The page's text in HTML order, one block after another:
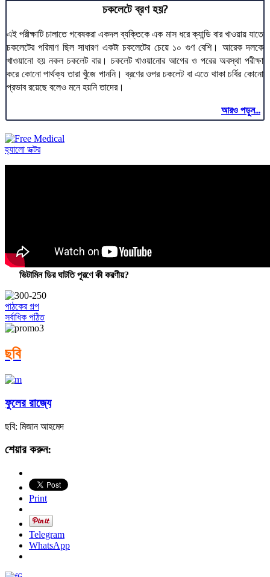
চকলেটে ব্রণ হয়?
এই পরীক্ষাটি চালাতে গবেষকরা একদল ব্যক্তিকে এক মাস ধরে ক্যান্ডি বার খাওয়ায় যাতে
চকলেটের পরিমাণ ছিল সাধারণ একটা চকলেটের চেয়ে ১০ গুণ বেশি। আরেক দলকে
খাওয়ানো হয় নকল চকলেট বার। চকলেট খাওয়ানোর আগের ও পরের অবস্থা পরীক্ষা
করে কোনো পার্থক্য তারা খুঁজে পাননি। ব্রণের ওপর চকলেট বা এতে থাকা চর্বির কোনো
প্রভাব রয়েছে বলেও মনে হয়নি তাদের।
আরও পড়ুন...
হ্যালো ডক্টর
ভিটামিন ডির ঘাটতি পূরণে কী করণীয়?
পাঠকের গল্প
সর্বাধিক পঠিত
ছবি
ফুলের রাজ্যে
ছবি: মিজান আহমেদ
শেয়ার করুন:
Print
Telegram
WhatsApp